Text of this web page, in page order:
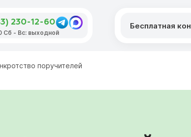
230-12-60
Сб - Вс: выходной
Бесплатная
поручителей